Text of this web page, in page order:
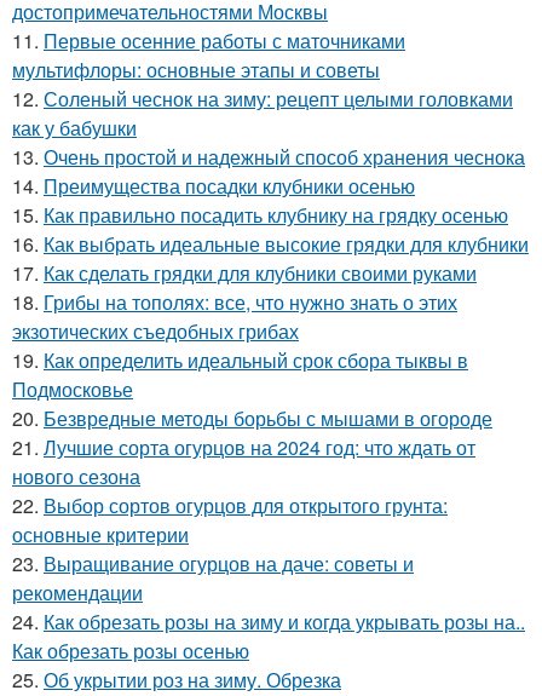
достопримечательностями Москвы
11. Первые осенние работы с маточниками
мультифлоры: основные этапы и советы
12. Соленый чеснок на зиму: рецепт целыми головками
как у бабушки
13. Очень простой и надежный способ хранения чеснока
14. Преимущества посадки клубники осенью
15. Как правильно посадить клубнику на грядку осенью
16. Как выбрать идеальные высокие грядки для клубники
17. Как сделать грядки для клубники своими руками
18. Грибы на тополях: все, что нужно знать о этих
экзотических съедобных грибах
19. Как определить идеальный срок сбора тыквы в
Подмосковье
20. Безвредные методы борьбы с мышами в огороде
21. Лучшие сорта огурцов на 2024 год: что ждать от
нового сезона
22. Выбор сортов огурцов для открытого грунта:
основные критерии
23. Выращивание огурцов на даче: советы и
рекомендации
24. Как обрезать розы на зиму и когда укрывать розы на..
Как обрезать розы осенью
25. Об укрытии роз на зиму. Обрезка